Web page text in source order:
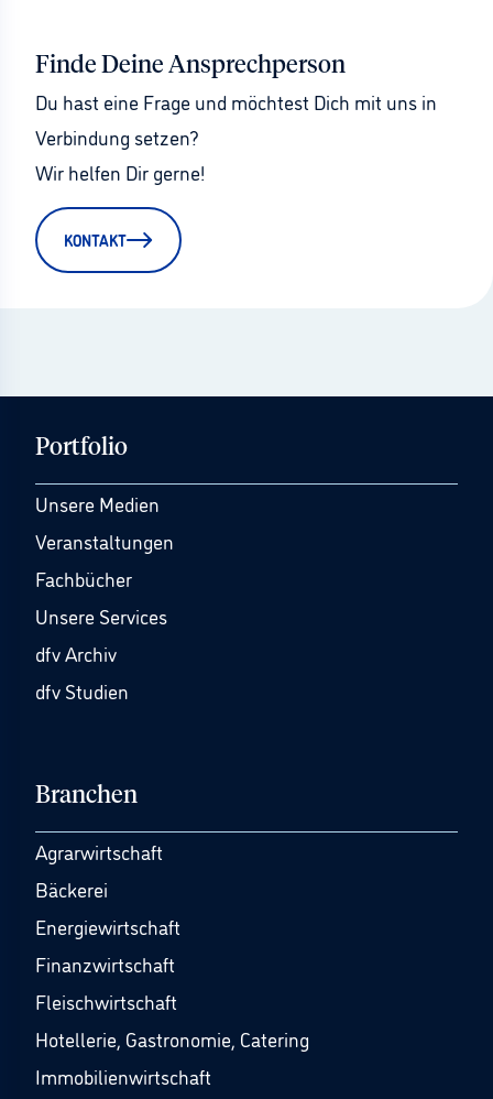
Finde Deine Ansprechperson
Du hast eine Frage und möchtest Dich mit uns in
Verbindung setzen?
Wir helfen Dir gerne!
KONTAKT
Portfolio
Unsere Medien
Veranstaltungen
Fachbücher
Unsere Services
dfv Archiv
dfv Studien
Branchen
Agrarwirtschaft
Bäckerei
Energiewirtschaft
Finanzwirtschaft
Fleischwirtschaft
Hotellerie, Gastronomie, Catering
Immobilienwirtschaft